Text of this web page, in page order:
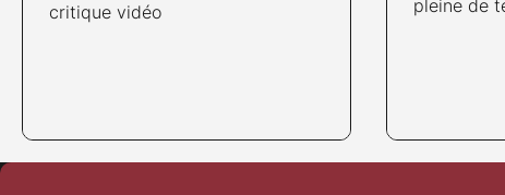
critique vidéo
pleine de